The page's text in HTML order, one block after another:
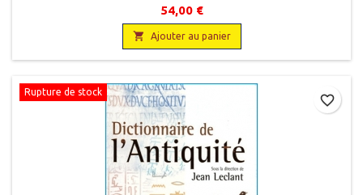
9782130503590
54,00 €
 Ajouter au panier
Rupture de stock
favorite_border